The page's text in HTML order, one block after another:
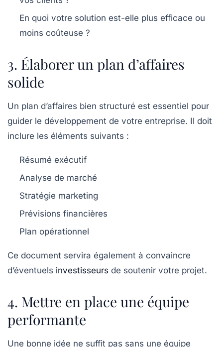
En quoi votre solution est-elle plus efficace ou
moins coûteuse ?
3. Élaborer un plan d’affaires
solide
Un plan d’affaires bien structuré est essentiel pour
guider le développement de votre entreprise. Il doit
inclure les éléments suivants :
Résumé exécutif
Analyse de marché
Stratégie marketing
Prévisions financières
Plan opérationnel
Ce document servira également à convaincre
d’éventuels investisseurs de soutenir votre projet.
4. Mettre en place une équipe
performante
Une bonne idée ne suffit pas sans une équipe